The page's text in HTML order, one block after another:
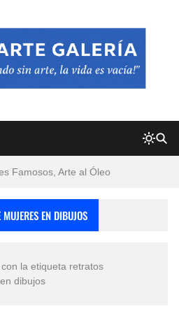
Famosos, Arte al Óleo
EN DIBUJOS
la etiqueta retratos
dibujos